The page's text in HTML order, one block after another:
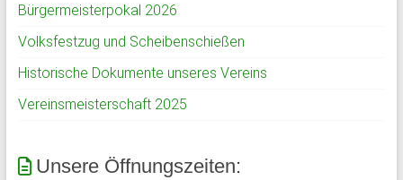
Bürgermeisterpokal 2026
Volksfestzug und Scheibenschießen
Historische Dokumente unseres Vereins
Vereinsmeisterschaft 2025
Unsere Öffnungszeiten: